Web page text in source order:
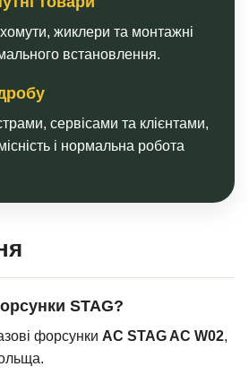
жиклери та монтажні
встановлення.
сервісами та клієнтами,
і нормальна робота
STAG?
форсунки AC STAG AC W02,